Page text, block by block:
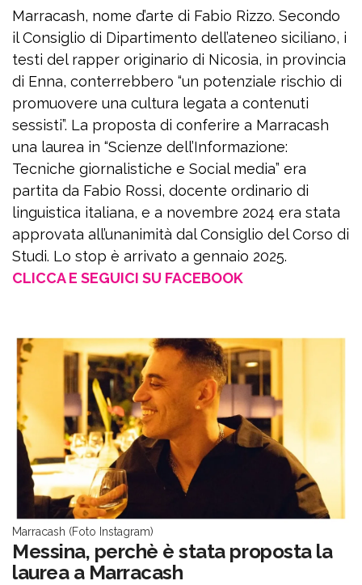
Marracash, nome d’arte di Fabio Rizzo. Secondo
il Consiglio di Dipartimento dell’ateneo siciliano, i
testi del rapper originario di Nicosia, in provincia
di Enna, conterrebbero “un potenziale rischio di
promuovere una cultura legata a contenuti
sessisti”. La proposta di conferire a Marracash
una laurea in “Scienze dell’Informazione:
Tecniche giornalistiche e Social media” era
partita da Fabio Rossi, docente ordinario di
linguistica italiana, e a novembre 2024 era stata
approvata all’unanimità dal Consiglio del Corso di
Studi. Lo stop è arrivato a gennaio 2025.
CLICCA E SEGUICI SU FACEBOOK
Marracash (Foto Instagram)
Messina, perchè è stata proposta la
laurea a Marracash